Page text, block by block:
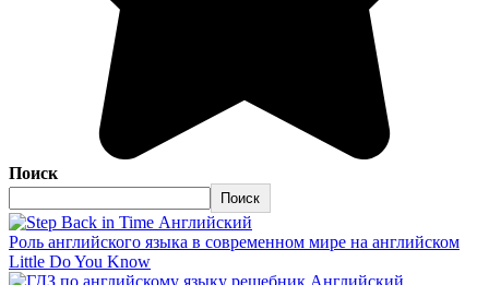
Поиск
Поиск
Английский
Роль английского языка в современном мире на английском
Little Do You Know
Английский